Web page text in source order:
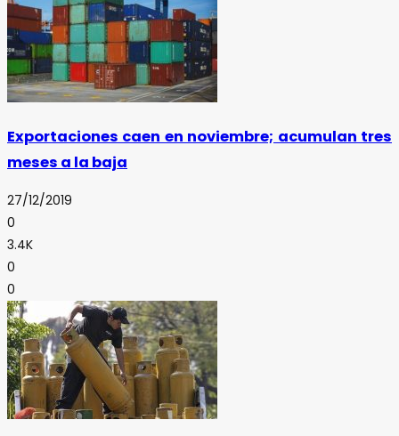
Exportaciones caen en noviembre; acumulan tres
meses a la baja
27/12/2019
0
3.4K
0
0